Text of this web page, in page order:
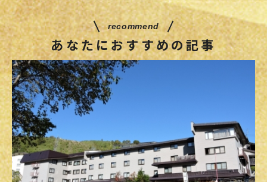
recommend
あなたにおすすめの記事